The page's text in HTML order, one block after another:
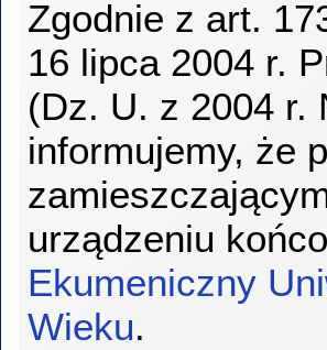
Zgodnie z art.
16 lipca 2004 r.
(Dz. U. z 2004 r.
informujemy, że
urządzeniu
Ekumeniczny
Wieku.